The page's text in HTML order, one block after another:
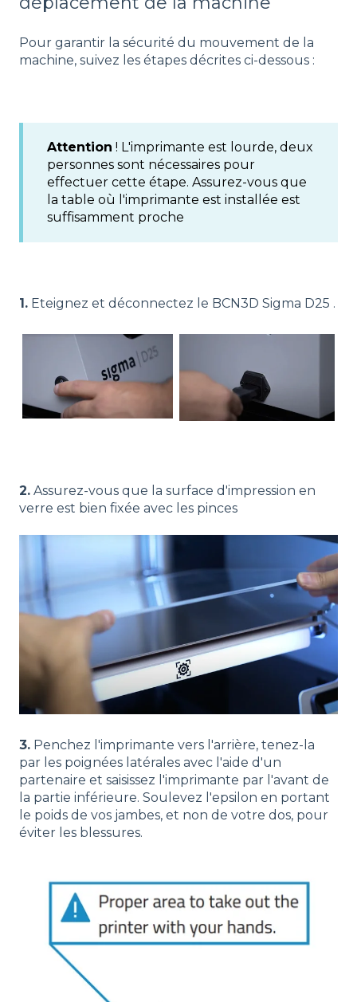
Pour garantir la sécurité du mouvement de la
machine, suivez les étapes décrites ci-dessous :
Attention ! L'imprimante est lourde, deux
personnes sont nécessaires pour
effectuer cette étape. Assurez-vous que
la table où l'imprimante est installée est
suffisamment proche
1. Eteignez et déconnectez le BCN3D Sigma D25 .
2. Assurez-vous que la surface d'impression en
verre est bien fixée avec les pinces
3. Penchez l'imprimante vers l'arrière, tenez-la
par les poignées latérales avec l'aide d'un
partenaire et saisissez l'imprimante par l'avant de
la partie inférieure. Soulevez l'epsilon en portant
le poids de vos jambes, et non de votre dos, pour
éviter les blessures.